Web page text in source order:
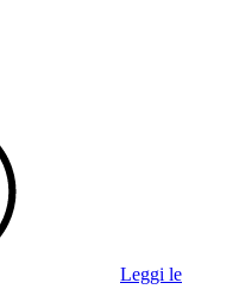
Leggi le